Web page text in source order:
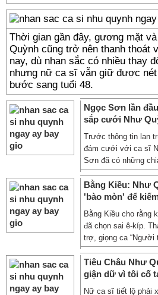
Thời gian gần đây, gương mặt
Quỳnh cũng trở nên thanh thoát
nay, dù nhan sắc có nhiều thay
nhưng nữ ca sĩ vẫn giữ được
bước sang tuổi 48.
Ngọc Sơn lần
sắp cưới Như
Trước thông tin lan
đám cưới với ca sĩ
Sơn đã có những
Bằng Kiều: Như
'bào mòn' để
Bằng Kiều cho rằng
đã chọn sai ê-kíp.
trợ, giọng ca “Người
Tiêu Châu Như
giận dữ vì tôi cố
Nữ ca sĩ tiết lộ phải